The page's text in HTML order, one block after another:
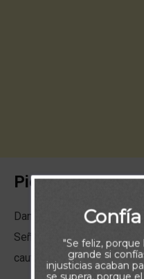
Piensa:
Daniel tenía una fe
Señor lo sostuvo cuando
cautivo y enviado a un
"Se feliz, porque
grande si
injusticias acaban
se supera, porque